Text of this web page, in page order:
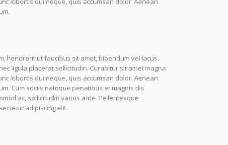
hendrerit ut faucibus sit amet, bibendum vel lacus.
ligula placerat sollicitudin. Curabitur sit amet magna
lobortis dui neque, quis accumsan dolor. Aenean
Cum sociis natoque penatibus et magnis dis
ac, sollicitudin varius ante. Pellentesque
adipiscing elit.